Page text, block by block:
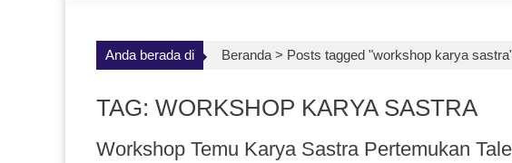
Anda berada di Beranda > Posts tagged "workshop karya
TAG: WORKSHOP KARYA SASTRA
Workshop Temu Karya Sastra Pertemukan